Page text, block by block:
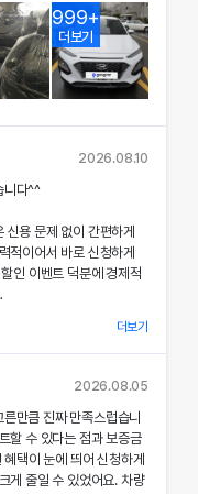
999+
더보기
2026.08.10
니다^^
용 문제 없이 간편하게
적이어서 바로 신청하게
인 이벤트 덕분에 경제적
서 친절하고 꼼꼼하게 신차
해주셔서, 처음 이용하는
할 수 있었어요.
중간 마진 없이 합리적인
되는 신차 덕분에 긴급 상
할 수 있었던 점이 특히 인
더보기
2026.08.05
만큼 진짜 만족스럽습니
할 수 있다는 점과 보증금
택이 눈에 띄어 신청하게
게 줄일 수 있었어요. 차량